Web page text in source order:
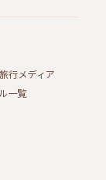
行メディア
一覧